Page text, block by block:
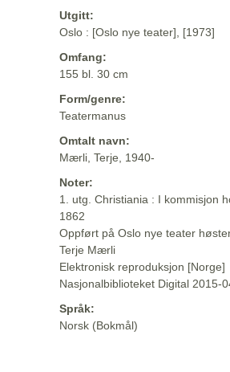
Utgitt:
Oslo : [Oslo nye teater], [1973]
Omfang:
155 bl. 30 cm
Form/genre:
Teatermanus
Omtalt navn:
Mærli, Terje, 1940-
Noter:
1. utg. Christiania : I kommisjon
1862
Oppført på Oslo nye teater
Terje Mærli
Elektronisk reproduksjon [Norge]
Nasjonalbiblioteket Digital 2015-
Språk:
Norsk (Bokmål)